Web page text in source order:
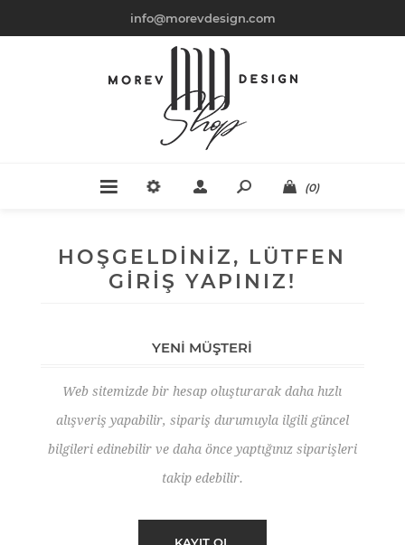
info@morevdesign.com
(0)
HOŞGELDINIZ, LÜTFEN
GIRIŞ YAPINIZ!
YENI MÜŞTERI
Web sitemizde bir hesap oluşturarak daha hızlı
alışveriş yapabilir, sipariş durumuyla ilgili güncel
bilgileri edinebilir ve daha önce yaptığınız siparişleri
takip edebilir.